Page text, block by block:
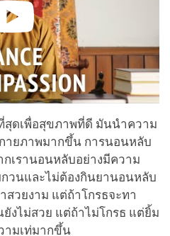
สุดเพื่อสุขภาพที่ดี มันนำความ
ายภาพมากขึ้น การนอนหลับ
กเรานอนหลับอย่างมีความ
กวนและไม่ต้องกินยานอนหลับ
วยงาม แต่ถ้าโกรธจะทา
งไม่สวย แต่ถ้าไม่โกรธ แต่ยิ้ม
ามเท่มากขึ้น